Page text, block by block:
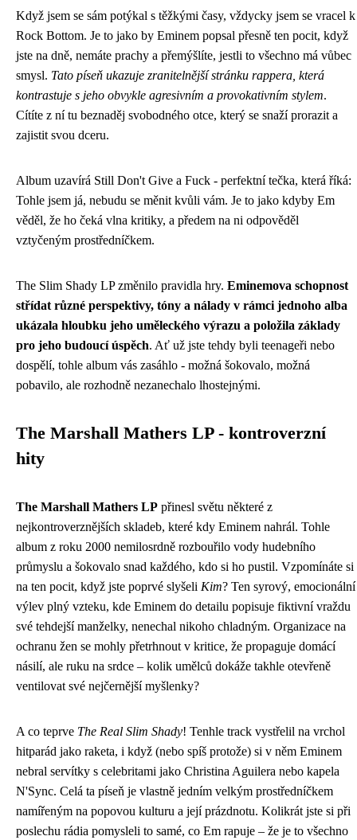
Když jsem se sám potýkal s těžkými časy, vždycky jsem se vracel k
Rock Bottom. Je to jako by Eminem popsal přesně ten pocit, když
jste na dně, nemáte prachy a přemýšlíte, jestli to všechno má vůbec
smysl. Tato píseň ukazuje zranitelnější stránku rappera, která
kontrastuje s jeho obvykle agresivním a provokativním stylem.
Cítíte z ní tu beznaděj svobodného otce, který se snaží prorazit a
zajistit svou dceru.
Album uzavírá Still Don't Give a Fuck - perfektní tečka, která říká:
Tohle jsem já, nebudu se měnit kvůli vám. Je to jako kdyby Em
věděl, že ho čeká vlna kritiky, a předem na ni odpověděl
vztyčeným prostředníčkem.
The Slim Shady LP změnilo pravidla hry. Eminemova schopnost
střídat různé perspektivy, tóny a nálady v rámci jednoho alba
ukázala hloubku jeho uměleckého výrazu a položila základy
pro jeho budoucí úspěch. Ať už jste tehdy byli teenageři nebo
dospělí, tohle album vás zasáhlo - možná šokovalo, možná
pobavilo, ale rozhodně nezanechalo lhostejnými.
The Marshall Mathers LP - kontroverzní
hity
The Marshall Mathers LP přinesl světu některé z
nejkontroverznějších skladeb, které kdy Eminem nahrál. Tohle
album z roku 2000 nemilosrdně rozbouřilo vody hudebního
průmyslu a šokovalo snad každého, kdo si ho pustil. Vzpomínáte si
na ten pocit, když jste poprvé slyšeli Kim? Ten syrový, emocionální
výlev plný vzteku, kde Eminem do detailu popisuje fiktivní vraždu
své tehdejší manželky, nenechal nikoho chladným. Organizace na
ochranu žen se mohly přetrhnout v kritice, že propaguje domácí
násilí, ale ruku na srdce – kolik umělců dokáže takhle otevřeně
ventilovat své nejčernější myšlenky?
A co teprve The Real Slim Shady! Tenhle track vystřelil na vrchol
hitparád jako raketa, i když (nebo spíš protože) si v něm Eminem
nebral servítky s celebritami jako Christina Aguilera nebo kapela
N'Sync. Celá ta píseň je vlastně jedním velkým prostředníčkem
namířeným na popovou kulturu a její prázdnotu. Kolikrát jste si při
poslechu rádia pomysleli to samé, co Em rapuje – že je to všechno